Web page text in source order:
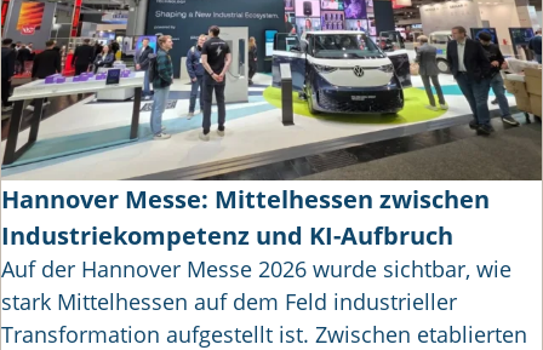
Hannover Messe: Mittelhessen zwischen
Industriekompetenz und KI-Aufbruch
Auf der Hannover Messe 2026 wurde sichtbar, wie
stark Mittelhessen auf dem Feld industrieller
Transformation aufgestellt ist. Zwischen etablierten